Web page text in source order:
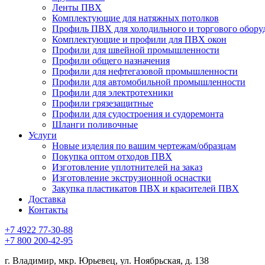
Ленты ПВХ
Комплектующие для натяжных потолков
Профиль ПВХ для холодильного и торгового
Комплектующие и профили для ПВХ окон
Профили для швейной промышленности
Профили общего назначения
Профили для нефтегазовой промышленности
Профили для автомобильной промышленности
Профили для электротехники
Профили грязезащитные
Профили для судостроения и судоремонта
Шланги поливочные
Услуги
Новые изделия по вашим чертежам/образцам
Покупка оптом отходов ПВХ
Изготовление уплотнителей на заказ
Изготовление экструзионной оснастки
Закупка пластикатов ПВХ и красителей ПВХ
Доставка
Контакты
+7 4922 77-30-88
+7 800 200-42-95
г. Владимир, мкр. Юрьевец, ул. Ноябрьская, д. 138